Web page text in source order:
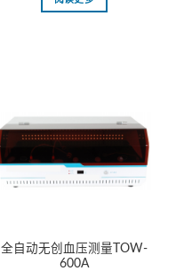
全⾃动⽆创⾎压测量TOW-
600A